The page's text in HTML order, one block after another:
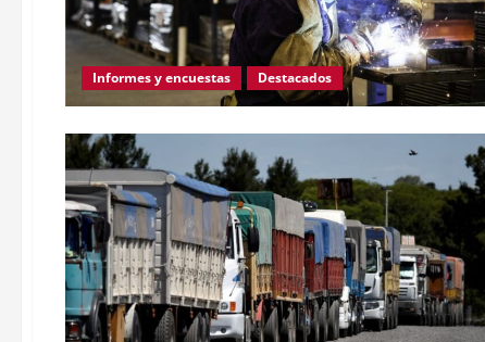
Informes y encuestas Destacados